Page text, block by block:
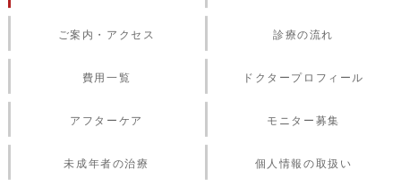
ご案内・アクセス 診療の流れ
費用一覧 ドクタープロフィール
アフターケア モニター募集
未成年者の治療 個人情報の取扱い